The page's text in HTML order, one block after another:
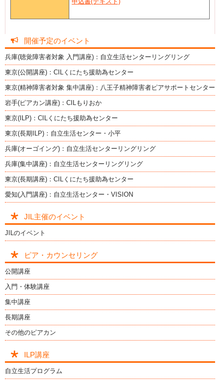
開催予定のイベント
兵庫(聴覚障害者対象 入門講座)：自立生活センターリングリング
東京(公開講座)：CILくにたち援助為センター
東京(精神障害者対象 集中講座)：八王子精神障害者ピアサポートセンター
岩手(ピアカン講座)：CILもりおか
東京(ILP)：CILくにたち援助為センター
東京(長期ILP)：自立生活センター・小平
兵庫(オーゴイング)：自立生活センターリングリング
兵庫(集中講座)：自立生活センターリングリング
東京(長期講座)：CILくにたち援助為センター
愛知(入門講座)：自立生活センター・VISION
JIL主催のイベント
JILのイベント
ピア・カウンセリング
公開講座
入門・体験講座
集中講座
長期講座
その他のピアカン
ILP講座
自立生活プログラム